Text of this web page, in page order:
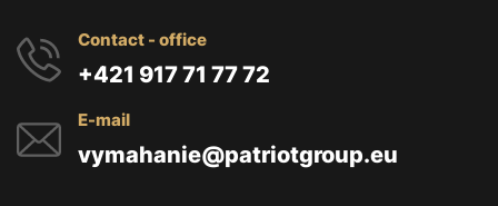
Contact - office
+421 917 71 77 72
E-mail
vymahanie@patriotgroup.eu